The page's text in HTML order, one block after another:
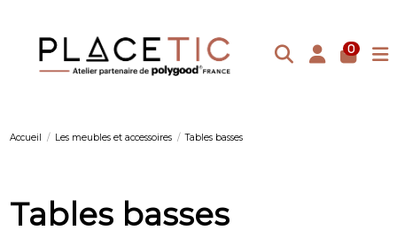
0
Accueil Les meubles et accessoires Tables basses
Tables basses